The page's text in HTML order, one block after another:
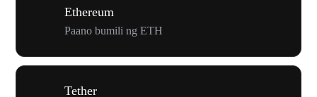
Ethereum
Paano bumili ng ETH
Tether